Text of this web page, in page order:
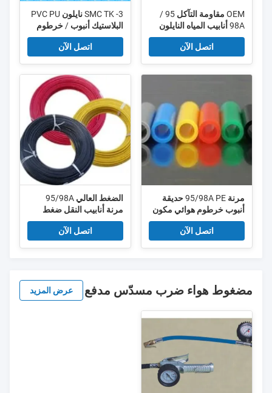
OEM مقاومة التآكل 95 /
98A أنابيب المياه النايلون
خرطوم الهواء الهوائية
اتصل الآن
SMC TK -3 نايلون PVC PU
البلاستيك أنبوب / خرطوم
القاطع خفض ما يصل الى
اتصل الآن
مرنة 95/98A PE حديقة
أنبوب خرطوم هوائي مكون
الهواء
اتصل الآن
الضغط العالي 95/98A
مرنة أنابيب النقل ضغط
خرطوم الهواء تعمل بالهواء
المضغوطاتصل الآن
مضغوط هواء ضرب مسدّس مدفع عرض المزيد